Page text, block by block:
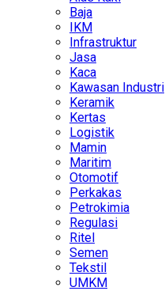
Baja
IKM
Infrastruktur
Jasa
Kaca
Kawasan Industri
Keramik
Kertas
Logistik
Mamin
Maritim
Otomotif
Perkakas
Petrokimia
Regulasi
Ritel
Semen
Tekstil
UMKM